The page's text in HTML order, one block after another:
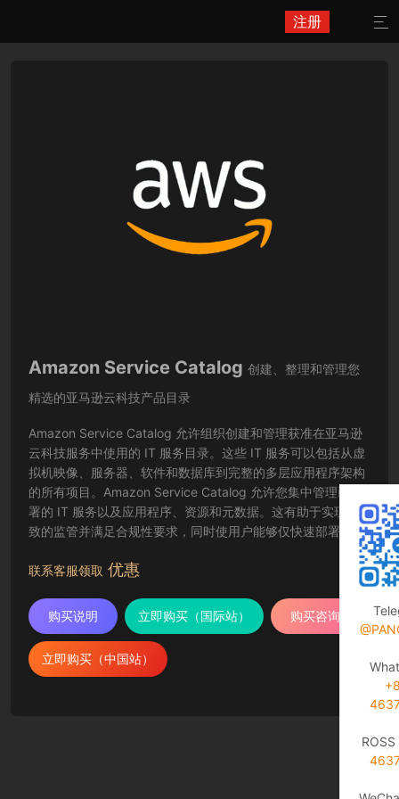
注册 
Amazon Service Catalog 创建、整理和管理您
精选的亚马逊云科技产品目录
Amazon Service Catalog 允许组织创建和管理获准在亚马逊
云科技服务中使用的 IT 服务目录。这些 IT 服务可以包括从虚
拟机映像、服务器、软件和数据库到完整的多层应用程序架构
的所有项目。Amazon Service Catalog 允许您集中管理已部
署的 IT 服务以及应用程序、资源和元数据。这有助于实现一
致的监管并满足合规性要求，同时使用户能够仅快速部署所需
联系客服领取 优惠
购买说明 立即购买（国际站） 购买咨询
立即购买（中国站）